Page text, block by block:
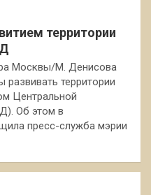
территории
Москвы/М. Денисова
территории
Центральной
Об этом в
пресс-служба мэрии